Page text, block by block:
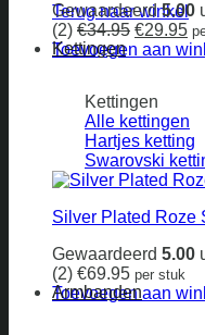
Terug naar winkel
Gewaardeerd5.00
(2) €34.95
prijs
€29.95
Toevoegen aan
Kettingen
Kettingen
Alle kettingen
Hartjes ketting
Swarovski
Silver Plated Roze
Gewaardeerd 5.00
(2) €69.95 per stuk
Toevoegen aan
Armbanden